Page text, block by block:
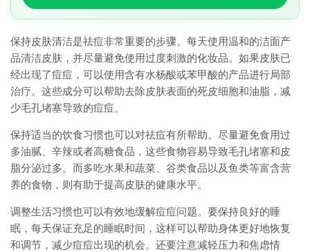
保持皮肤清洁是祛痘非常重要的步骤。每天使用温和的洁面产
品清洁皮肤，并尽量避免使用过度刺激的化妆品。如果皮肤已
经出现了痘痘，可以使用含有水杨酸或苯甲酸的产品进行局部
治疗。这些成分可以帮助去除皮肤表面的死皮细胞和油脂，减
少毛孔堵塞导致的痘痘。
保持适当的饮食习惯也可以对祛痘有所帮助。尽量避免食用过
多油腻、辛辣或者高糖食品，这些食物容易导致毛孔堵塞和皮
脂分泌过多。而多吃水果和蔬菜、谷类食品以及鱼类等富含营
养的食物，则有助于提高皮肤的健康水平。
调整生活习惯也可以有效地缓解痘痘问题。要保持良好的睡
眠，每天保证充足的睡眠时间，这样可以帮助身体更好地恢复
和调节，减少痘痘出现的机会。还要注意减轻压力和焦虑情